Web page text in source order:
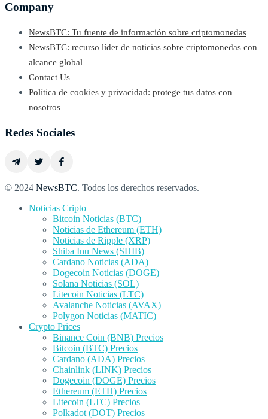
Company
NewsBTC: Tu fuente de información sobre criptomonedas
NewsBTC: recurso líder de noticias sobre criptomonedas con
alcance global
Contact Us
Política de cookies y privacidad: protege tus datos con
nosotros
Redes Sociales
© 2024 NewsBTC. Todos los derechos reservados.
Noticias Cripto
Bitcoin Noticias (BTC)
Noticias de Ethereum (ETH)
Noticias de Ripple (XRP)
Shiba Inu News (SHIB)
Cardano Noticias (ADA)
Dogecoin Noticias (DOGE)
Solana Noticias (SOL)
Litecoin Noticias (LTC)
Avalanche Noticias (AVAX)
Polygon Noticias (MATIC)
Crypto Prices
Binance Coin (BNB) Precios
Bitcoin (BTC) Precios
Cardano (ADA) Precios
Chainlink (LINK) Precios
Dogecoin (DOGE) Precios
Ethereum (ETH) Precios
Litecoin (LTC) Precios
Polkadot (DOT) Precios